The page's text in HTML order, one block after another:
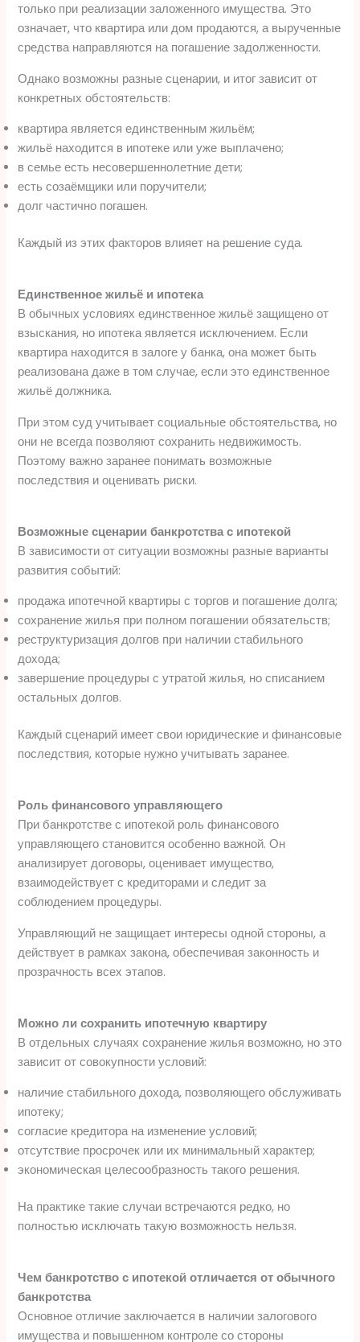
только при реализации заложенного имущества. Это
означает, что квартира или дом продаются, а вырученные
средства направляются на погашение задолженности.
Однако возможны разные сценарии, и итог зависит от
конкретных обстоятельств:
квартира является единственным жильём;
жильё находится в ипотеке или уже выплачено;
в семье есть несовершеннолетние дети;
есть созаёмщики или поручители;
долг частично погашен.
Каждый из этих факторов влияет на решение суда.
Единственное жильё и ипотека
В обычных условиях единственное жильё защищено от
взыскания, но ипотека является исключением. Если
квартира находится в залоге у банка, она может быть
реализована даже в том случае, если это единственное
жильё должника.
При этом суд учитывает социальные обстоятельства, но
они не всегда позволяют сохранить недвижимость.
Поэтому важно заранее понимать возможные
последствия и оценивать риски.
Возможные сценарии банкротства с ипотекой
В зависимости от ситуации возможны разные варианты
развития событий:
продажа ипотечной квартиры с торгов и погашение долга;
сохранение жилья при полном погашении обязательств;
реструктуризация долгов при наличии стабильного
дохода;
завершение процедуры с утратой жилья, но списанием
остальных долгов.
Каждый сценарий имеет свои юридические и финансовые
последствия, которые нужно учитывать заранее.
Роль финансового управляющего
При банкротстве с ипотекой роль финансового
управляющего становится особенно важной. Он
анализирует договоры, оценивает имущество,
взаимодействует с кредиторами и следит за
соблюдением процедуры.
Управляющий не защищает интересы одной стороны, а
действует в рамках закона, обеспечивая законность и
прозрачность всех этапов.
Можно ли сохранить ипотечную квартиру
В отдельных случаях сохранение жилья возможно, но это
зависит от совокупности условий:
наличие стабильного дохода, позволяющего обслуживать
ипотеку;
согласие кредитора на изменение условий;
отсутствие просрочек или их минимальный характер;
экономическая целесообразность такого решения.
На практике такие случаи встречаются редко, но
полностью исключать такую возможность нельзя.
Чем банкротство с ипотекой отличается от обычного
банкротства
Основное отличие заключается в наличии залогового
имущества и повышенном контроле со стороны